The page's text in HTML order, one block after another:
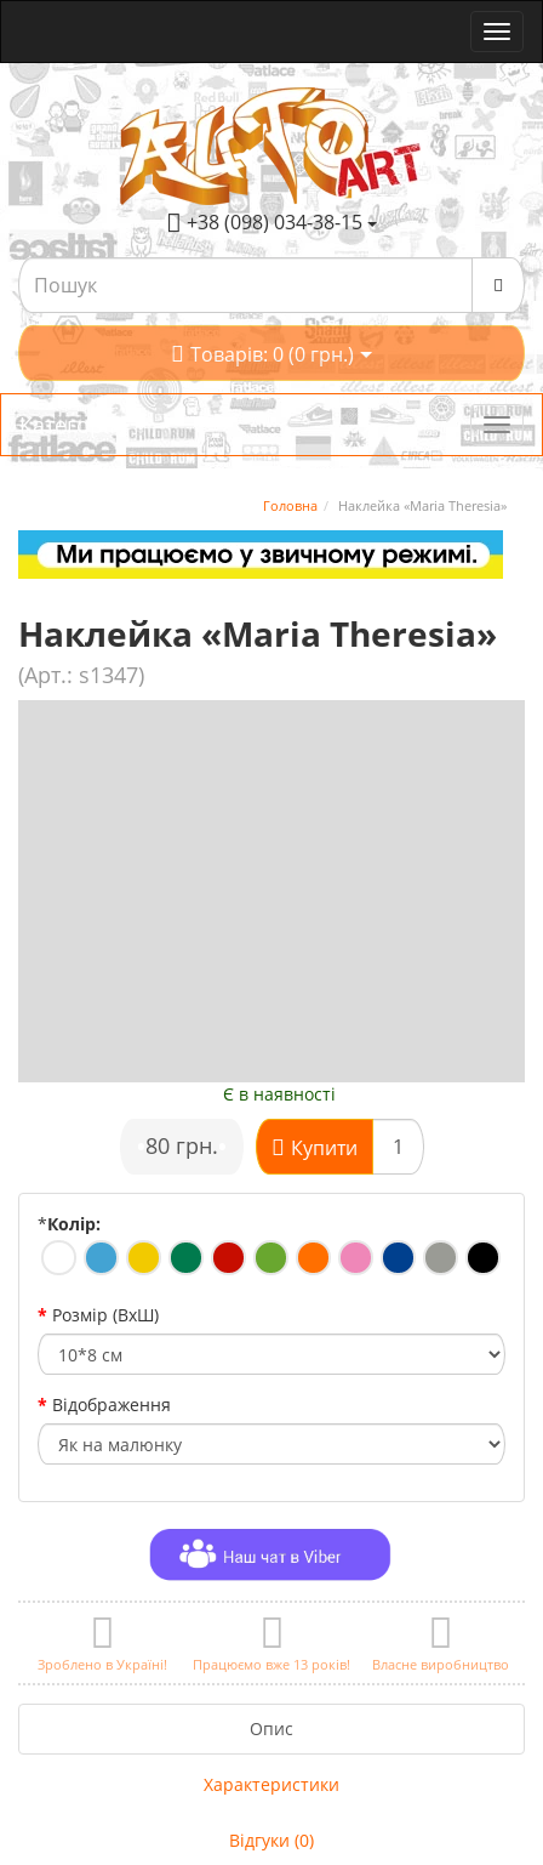
+38 (098) 034-38-15
Товарів: 0 (0 грн.)
Категорії
Головна Наклейка «Maria Theresia»
Наклейка «Maria Theresia»
(Арт.: s1347)
Є в наявності
80 грн. Купити
*Колір:
Розмір (ВхШ)
Відображення
Зроблено в Україні! Працюємо вже 13 років! Власне виробництво
Опис
Характеристики
Відгуки (0)